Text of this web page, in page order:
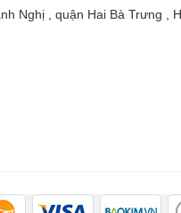
Nghị , quận Hai Bà Trưng ,